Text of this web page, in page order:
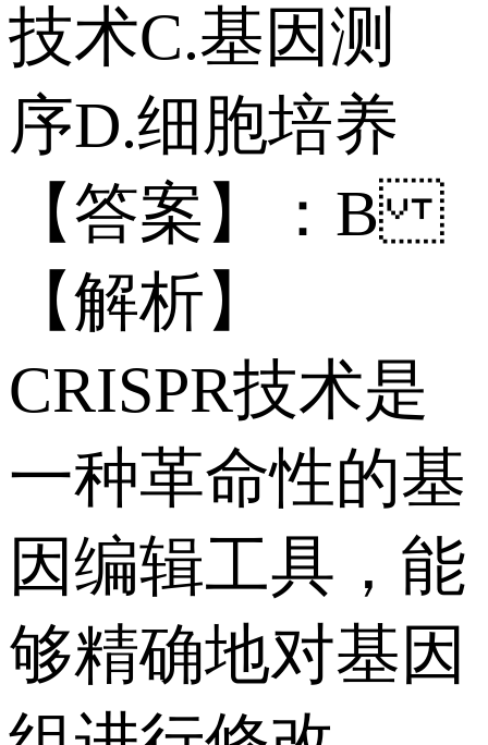
技术 C.基因测
序 D.细胞培养
【答案】：B
【解析】
CRISPR技术是
一种革命性的基
因编辑工具，能
够精确地对基因